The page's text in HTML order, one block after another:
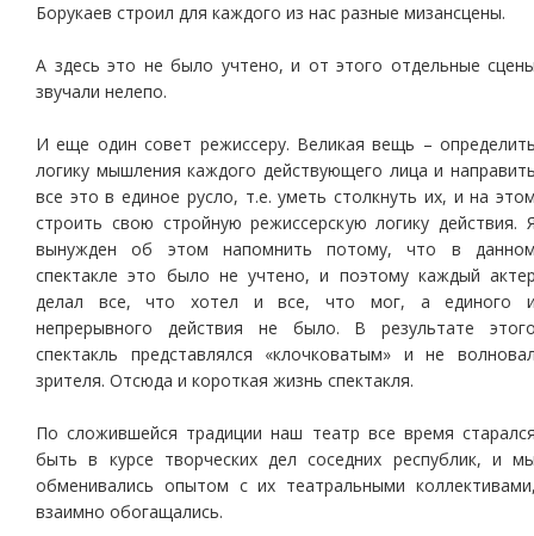
Борукаев строил для каждого из нас разные мизансцены.
А здесь это не было учтено, и от этого отдельные
звучали нелепо.
И еще один совет режиссеру. Великая вещь –
логику мышления каждого действующего лица и
все это в единое русло, т.е. уметь столкнуть их, и на
строить свою стройную режиссерскую логику действия.
вынужден об этом напомнить потому, что в
спектакле это было не учтено, и поэтому каждый
делал все, что хотел и все, что мог, а единого
непрерывного действия не было. В результате
спектакль представлялся «клочковатым» и не
зрителя. Отсюда и короткая жизнь спектакля.
По сложившейся традиции наш театр все время
быть в курсе творческих дел соседних республик, и
обменивались опытом с их театральными
взаимно обогащались.